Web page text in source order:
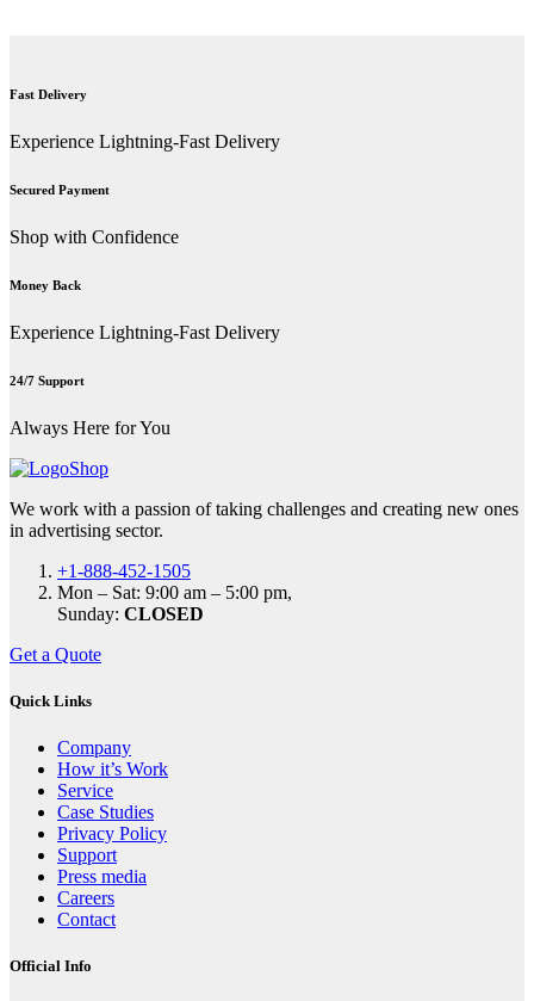
Fast Delivery
Experience Lightning-Fast Delivery
Secured Payment
Shop with Confidence
Money Back
Experience Lightning-Fast Delivery
24/7 Support
Always Here for You
We work with a passion of taking challenges and creating new ones
in advertising sector.
+1-888-452-1505
Mon – Sat: 9:00 am – 5:00 pm,
Sunday: CLOSED
Get a Quote
Quick Links
Company
How it’s Work
Service
Case Studies
Privacy Policy
Support
Press media
Careers
Contact
Official Info